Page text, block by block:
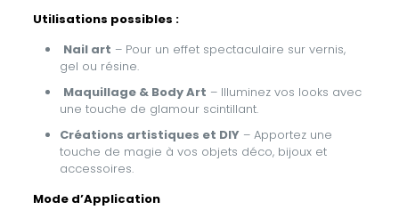
Utilisations possibles :
Nail art – Pour un effet spectaculaire sur vernis,
gel ou résine.
Maquillage & Body Art – Illuminez vos looks avec
une touche de glamour scintillant.
Créations artistiques et DIY– Apportez une
touche de magie à vos objets déco, bijoux et
accessoires.
Mode d’Application